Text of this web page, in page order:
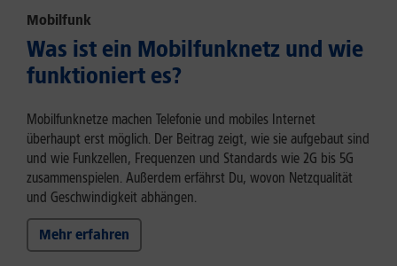
Mobilfunk
Was ist ein Mobilfunknetz und wie
funktioniert es?
Mobilfunknetze machen Telefonie und mobiles Internet
überhaupt erst möglich. Der Beitrag zeigt, wie sie aufgebaut sind
und wie Funkzellen, Frequenzen und Standards wie 2G bis 5G
zusammenspielen. Außerdem erfährst Du, wovon Netzqualität
und Geschwindigkeit abhängen.
Mehr erfahren